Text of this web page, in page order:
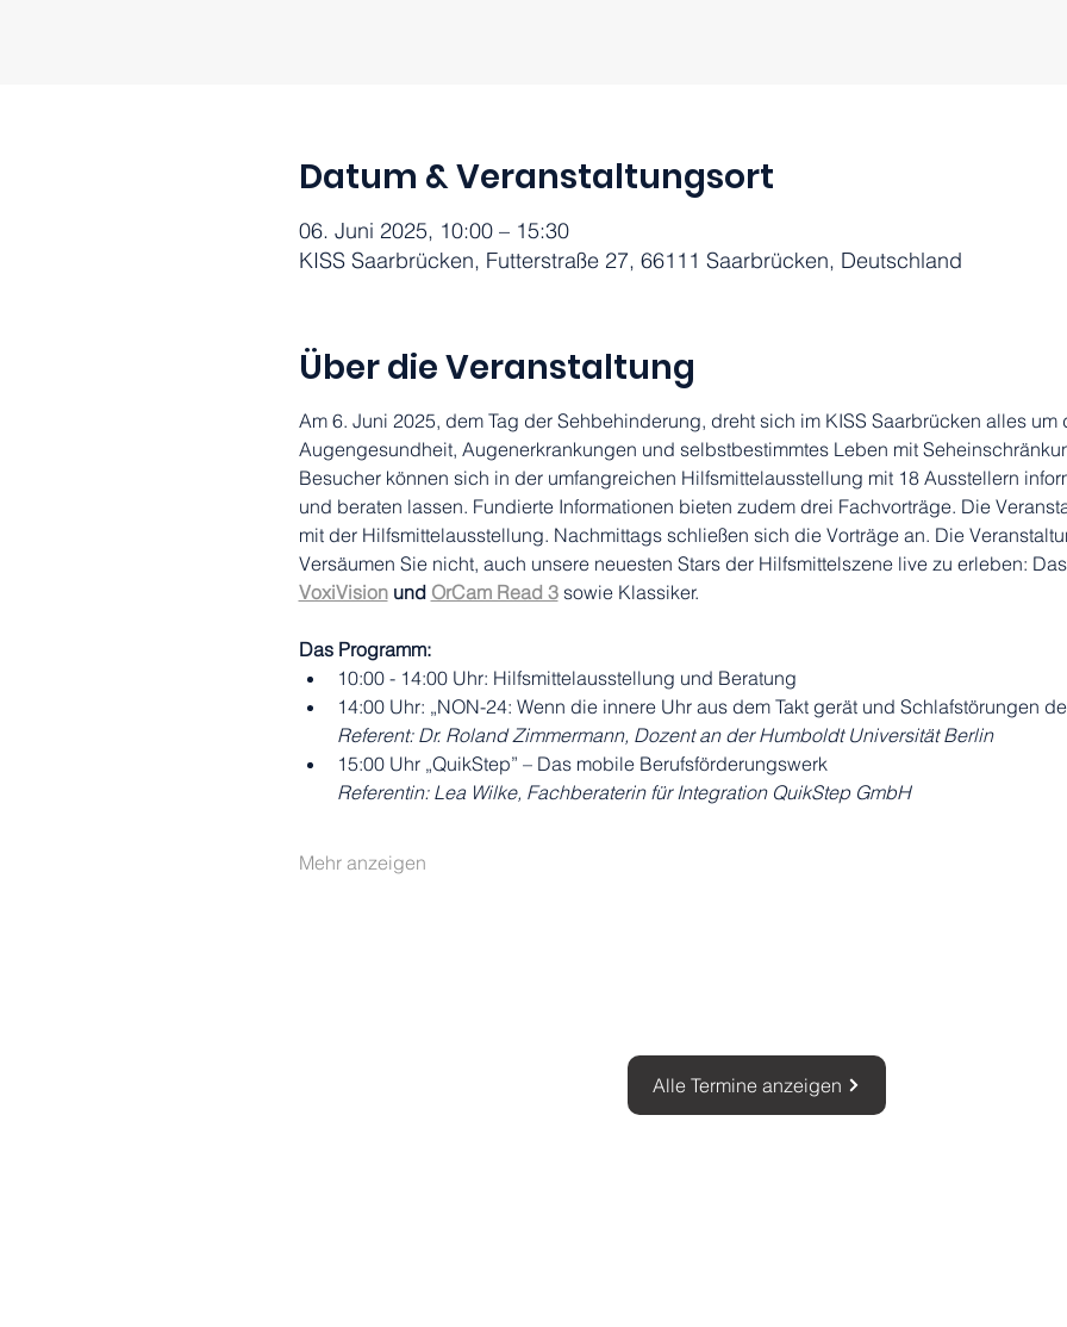
Datum & Veranstaltungsort
06. Juni 2025, 10:00 – 15:30
KISS Saarbrücken, Futterstraße 27, 66111 Saarbrücken, Deutschland
Über die Veranstaltung
Am 6. Juni 2025, dem Tag der Sehbehinderung, dreht sich im KISS Saarbrücken alles
Augengesundheit, Augenerkrankungen und selbstbestimmtes Leben mit
Besucher können sich in der umfangreichen Hilfsmittelausstellung mit 18 Ausstellern
und beraten lassen. Fundierte Informationen bieten zudem drei Fachvorträge. Die
mit der Hilfsmittelausstellung. Nachmittags schließen sich die Vorträge an. Die
Versäumen Sie nicht, auch unsere neuesten Stars der Hilfsmittelszene live zu erleben:
VoxiVision und OrCam Read 3 sowie Klassiker.
Das Programm:
10:00 - 14:00 Uhr: Hilfsmittelausstellung und Beratung
14:00 Uhr: „NON-24: Wenn die innere Uhr aus dem Takt gerät und Schlafstörungen
Referent: Dr. Roland Zimmermann, Dozent an der Humboldt Universität Berlin
15:00 Uhr „QuikStep” – Das mobile Berufsförderungswerk
Referentin: Lea Wilke, Fachberaterin für Integration QuikStep GmbH
Mehr anzeigen
Alle Termine anzeigen